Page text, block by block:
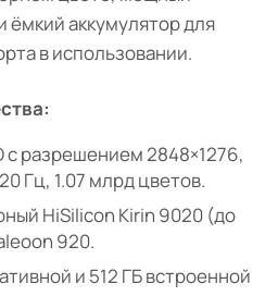
ёмкий аккумулятор для
в использовании.
с разрешением 2848×1276,
Гц, 1.07 млрд цветов.
HiSilicon Kirin 9020 (до
920.
и 512 ГБ встроенной